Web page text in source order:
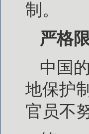
制。
严格
中国
地保护
官员不